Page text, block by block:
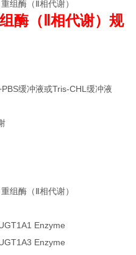
酶（Ⅱ相代谢）规
缓冲液或Tris-CHL缓冲液
Enzyme
Enzyme